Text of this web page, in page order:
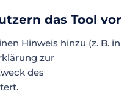
das Tool vor
Hinweis hinzu (z. B. in
zur
des